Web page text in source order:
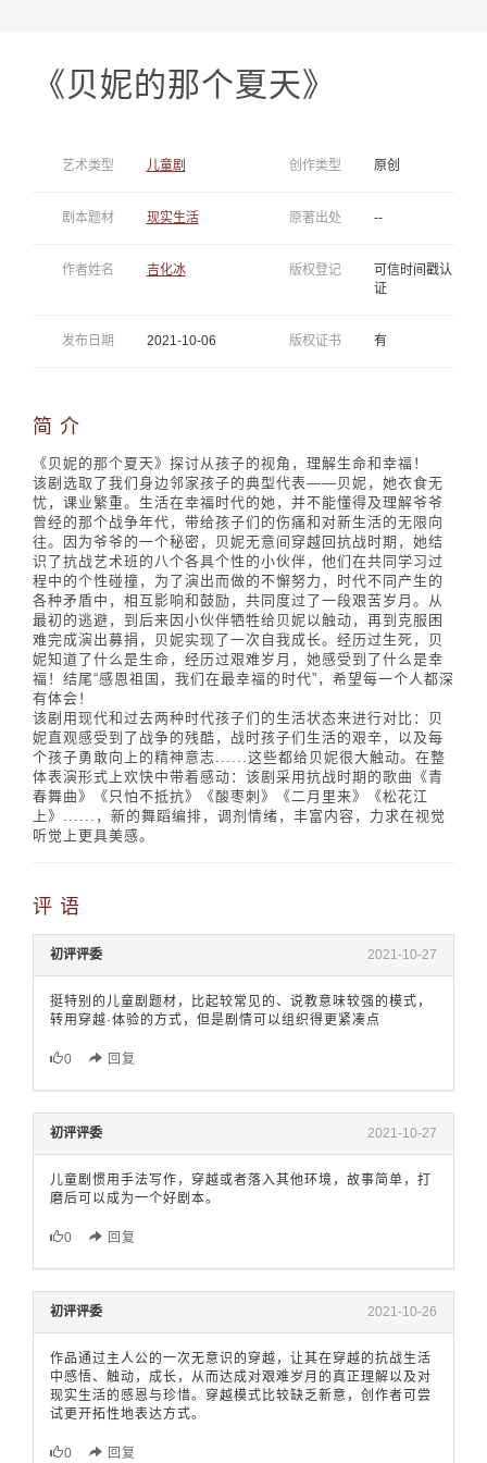
《贝妮的那个夏天》
艺术类型 儿童剧 创作类型 原创
剧本题材 现实生活 原著出处 --
作者姓名 吉化冰 版权登记
可信时间戳认
证
发布日期 2021-10-06 版权证书 有
简 介
《贝妮的那个夏天》探讨从孩子的视角，理解生命和幸福！
该剧选取了我们身边邻家孩子的典型代表——贝妮，她衣食无
忧，课业繁重。生活在幸福时代的她，并不能懂得及理解爷爷
曾经的那个战争年代，带给孩子们的伤痛和对新生活的无限向
往。因为爷爷的一个秘密，贝妮无意间穿越回抗战时期，她结
识了抗战艺术班的八个各具个性的小伙伴，他们在共同学习过
程中的个性碰撞，为了演出而做的不懈努力，时代不同产生的
各种矛盾中，相互影响和鼓励，共同度过了一段艰苦岁月。从
最初的逃避，到后来因小伙伴牺牲给贝妮以触动，再到克服困
难完成演出募捐，贝妮实现了一次自我成长。经历过生死，贝
妮知道了什么是生命，经历过艰难岁月，她感受到了什么是幸
福！结尾“感恩祖国，我们在最幸福的时代”，希望每一个人都深
有体会！
该剧用现代和过去两种时代孩子们的生活状态来进行对比：贝
妮直观感受到了战争的残酷，战时孩子们生活的艰辛，以及每
个孩子勇敢向上的精神意志......这些都给贝妮很大触动。在整
体表演形式上欢快中带着感动：该剧采用抗战时期的歌曲《青
春舞曲》《只怕不抵抗》《酸枣刺》《二月里来》《松花江
上》......，新的舞蹈编排，调剂情绪，丰富内容，力求在视觉
听觉上更具美感。
评 语
初评评委 2021-10-27
挺特别的儿童剧题材，比起较常见的、说教意味较强的模式，
转用穿越·体验的方式，但是剧情可以组织得更紧凑点
0 回复
初评评委 2021-10-27
儿童剧惯用手法写作，穿越或者落入其他环境，故事简单，打
磨后可以成为一个好剧本。
0 回复
初评评委 2021-10-26
作品通过主人公的一次无意识的穿越，让其在穿越的抗战生活
中感悟、触动，成长，从而达成对艰难岁月的真正理解以及对
现实生活的感恩与珍惜。穿越模式比较缺乏新意，创作者可尝
试更开拓性地表达方式。
0 回复